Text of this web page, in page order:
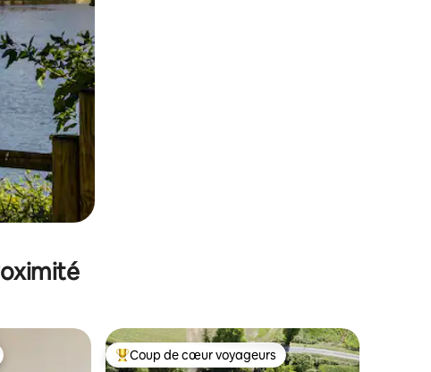
Coups de cœur voyageurs les plus appréciés
Coup de cœur voyageurs